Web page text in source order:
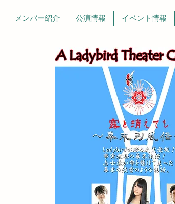
メンバー紹介 公演情報 イベント情報